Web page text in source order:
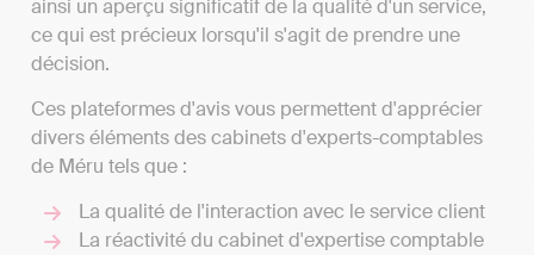
ainsi un aperçu significatif de la qualité d'un service,
ce qui est précieux lorsqu'il s'agit de prendre une
décision.
Ces plateformes d'avis vous permettent d'apprécier
divers éléments des cabinets d'experts-comptables
de Méru tels que :
La qualité de l'interaction avec le service client
La réactivité du cabinet d'expertise comptable